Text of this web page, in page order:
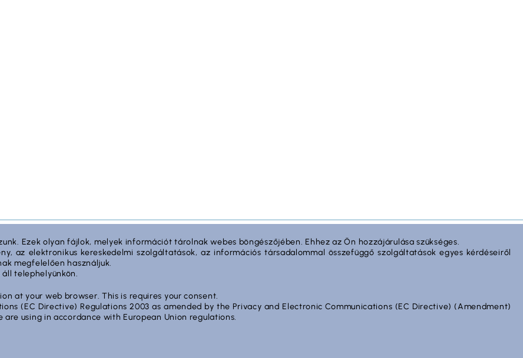
12.
Fontos linkek
Rólunk
Cég adatok
Tárhely adatok
Ezek olyan fájlok, melyek információt tárolnak webes böngészőjében. Ehhez az Ön hozzájárulása szükséges.
az elektronikus kereskedelmi szolgáltatások, az információs társadalommal összefüggő szolgáltatások egyes kérdéseiről
megfelelően használjuk.
telephelyünkön.
at your web browser. This is requires your consent.
(EC Directive) Regulations 2003 as amended by the Privacy and Electronic Communications (EC Directive) (Amendment)
are using in accordance with European Union regulations.